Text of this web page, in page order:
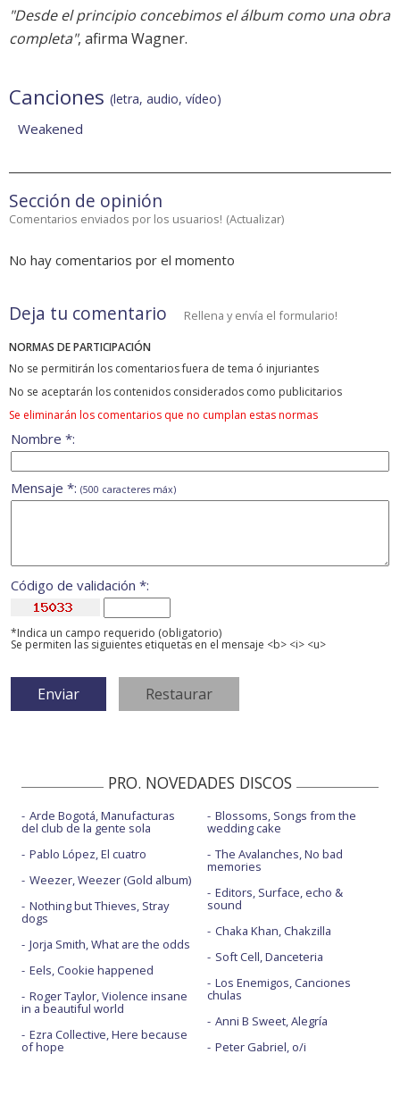
"Desde el principio concebimos el álbum como una obra
completa", afirma Wagner.
Canciones (letra, audio, vídeo)
Weakened
Sección de opinión
Comentarios enviados por los usuarios! (Actualizar)
No hay comentarios por el momento
Deja tu comentario Rellena y envía el formulario!
NORMAS DE PARTICIPACIÓN
No se permitirán los comentarios fuera de tema ó injuriantes
No se aceptarán los contenidos considerados como publicitarios
Se eliminarán los comentarios que no cumplan estas normas
Nombre *:
Mensaje *: (500 caracteres máx)
Código de validación *:
*Indica un campo requerido (obligatorio)
Se permiten las siguientes etiquetas en el mensaje <b> <i> <u>
PRO. NOVEDADES DISCOS
Arde Bogotá, Manufacturas
del club de la gente sola
Pablo López, El cuatro
Weezer, Weezer (Gold album)
Nothing but Thieves, Stray
dogs
Jorja Smith, What are the odds
Eels, Cookie happened
Roger Taylor, Violence insane
in a beautiful world
Ezra Collective, Here because
of hope
Blossoms, Songs from the
wedding cake
The Avalanches, No bad
memories
Editors, Surface, echo &
sound
Chaka Khan, Chakzilla
Soft Cell, Danceteria
Los Enemigos, Canciones
chulas
Anni B Sweet, Alegría
Peter Gabriel, o/i